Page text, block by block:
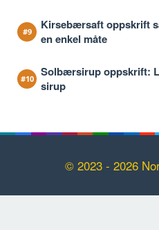
Kirsebærsaft oppskrift
en enkel måte
Solbærsirup oppskrift:
sirup
© 2023 - 2026